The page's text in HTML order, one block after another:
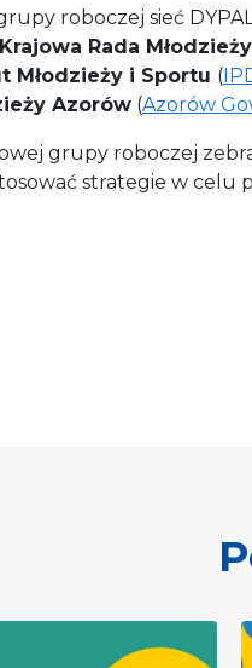
roboczej sieć
Krajowa Rada Młodzieży
Młodzieży i Sportu (
Azorów (Azorów
grupy roboczej
strategie w